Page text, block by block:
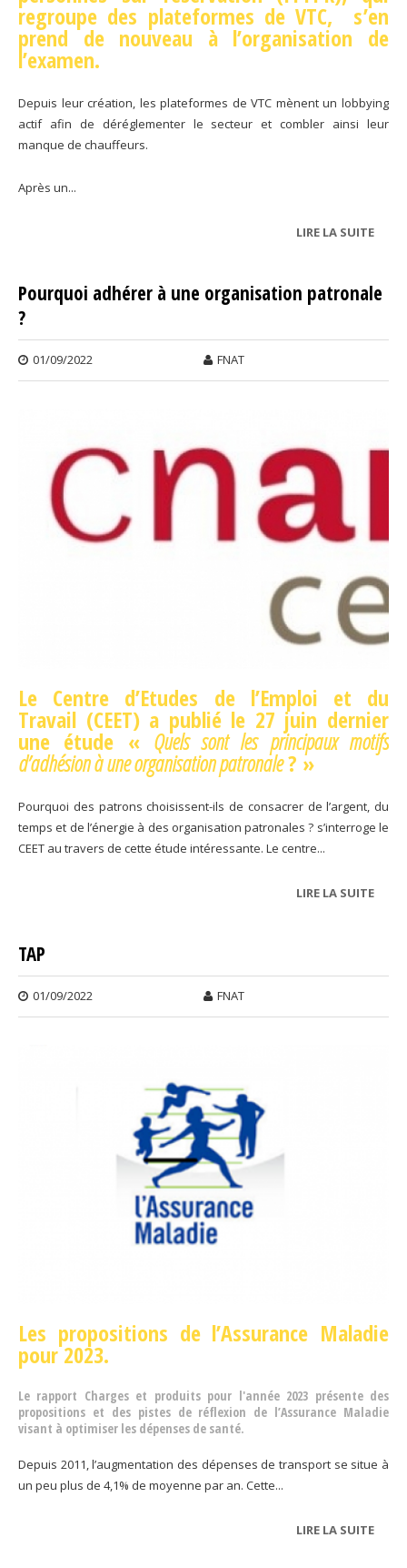
regroupe des plateformes de VTC, s’en
prend de nouveau à l’organisation de
l’examen.
Depuis leur création, les plateformes de VTC mènent un lobbying
actif afin de déréglementer le secteur et combler ainsi leur
manque de chauffeurs.
Après un...
LIRE LA SUITEDE
Pourquoi adhérer à une organisation patronale
?
01/09/2022 FNAT
Le Centre d’Etudes de l’Emploi et du
Travail (CEET) a publié le 27 juin dernier
une étude « Quels sont les principaux motifs
d’adhésion à une organisation patronale? »
Pourquoi des patrons choisissent-ils de consacrer de l’argent, du
temps et de l’énergie à des organisation patronales ? s’interroge le
CEET au travers de cette étude intéressante. Le centre...
LIRE LA SUITEDE
TAP
01/09/2022 FNAT
Les propositions de l’Assurance Maladie
pour 2023.
Le rapport Charges et produits pour l'année 2023 présente des
propositions et des pistes de réflexion de l’Assurance Maladie
visant à optimiser les dépenses de santé.
Depuis 2011, l’augmentation des dépenses de transport se situe à
un peu plus de 4,1% de moyenne par an. Cette...
LIRE LA SUITEDE